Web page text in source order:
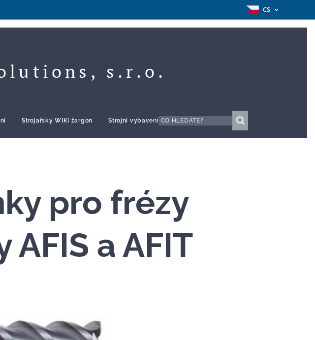
CS
s.r.o.
Strojařský WIKI žargon Strojní vybavení
pro frézy
a AFIT